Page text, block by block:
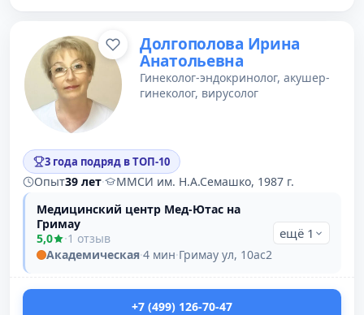
Долгополова Ирина
Анатольевна
Гинеколог-эндокринолог, акушер-
гинеколог, вирусолог
3 года подряд в ТОП-10
Опыт39 лет·
ММСИ им. Н.А.Семашко, 1987 г.
Медицинский центр Мед-Ютас на
Гримау
5,0
·1 отзыв
Академическая·4 мин·Гримау ул, 10ас2
ещё 1
+7 (499) 126-70-47